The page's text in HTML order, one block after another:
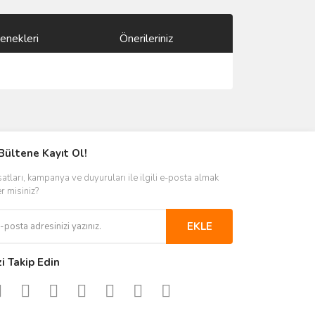
Önerileriniz
Kayıt Ol!
kampanya ve duyuruları ile ilgili e-posta almak
misiniz?
EKLE
Takip Edin